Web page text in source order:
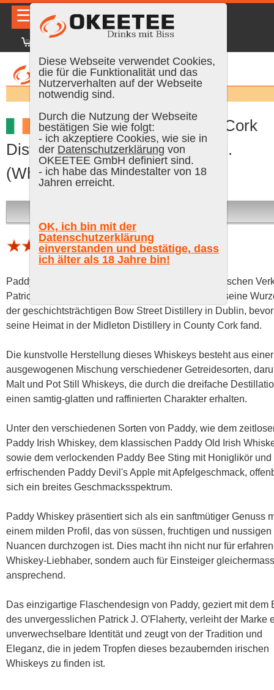
☰ DE FR EN|Anmelden
Suchen:
Paddy Old Irish Whiskey «Cork
Distilleries Co.», 70 cl, 40 % Vol.
(Whisky)
1 Bewertung (Schnitt 3.58 von 5)
Paddy Irish Whiskey, benannt nach dem charismatischen
Patrick J. O'Flaherty aus dem 19. Jahrhundert, hat seine
der geschichtsträchtigen Bow Street Distillery in Dublin,
seine Heimat in der Midleton Distillery in County Cork fand.
Die kunstvolle Herstellung dieses Whiskeys besteht aus einer
ausgewogenen Mischung verschiedener Getreidesorten,
Malt und Pot Still Whiskeys, die durch die dreifache
einen samtig-glatten und raffinierten Charakter erhalten.
Unter den verschiedenen Sorten von Paddy, wie dem
Paddy Irish Whiskey, dem klassischen Paddy Old Irish
sowie dem verlockenden Paddy Bee Sting mit Honiglikör und
erfrischenden Paddy Devil's Apple mit Apfelgeschmack,
sich ein breites Geschmacksspektrum.
Paddy Whiskey präsentiert sich als ein sanftmütiger Genuss
einem milden Profil, das von süssen, fruchtigen und nussigen
Nuancen durchzogen ist. Dies macht ihn nicht nur für
Whiskey-Liebhaber, sondern auch für Einsteiger
ansprechend.
Das einzigartige Flaschendesign von Paddy, geziert mit dem
des unvergesslichen Patrick J. O'Flaherty, verleiht der Marke
unverwechselbare Identität und zeugt von der Tradition und
Eleganz, die in jedem Tropfen dieses bezaubernden irischen
Whiskeys zu finden ist.
Diese Webseite verwendet Cookies,
die für die Funktionalität und das
Nutzerverhalten auf der Webseite
notwendig sind.
Durch die Nutzung der Webseite
bestätigen Sie wie folgt:
- ich akzeptiere Cookies, wie sie in
der Datenschutzerklärung von
OKEETEE GmbH definiert sind.
- ich habe das Mindestalter von 18
Jahren erreicht.
OK, ich bin mit der
Datenschutzerklärung
einverstanden und bestätige, dass
ich älter als 18 Jahre bin!